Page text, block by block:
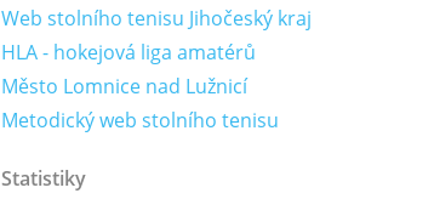
Web stolního tenisu Jihočeský kraj
HLA - hokejová liga amatérů
Město Lomnice nad Lužnicí
Metodický web stolního tenisu
Statistiky